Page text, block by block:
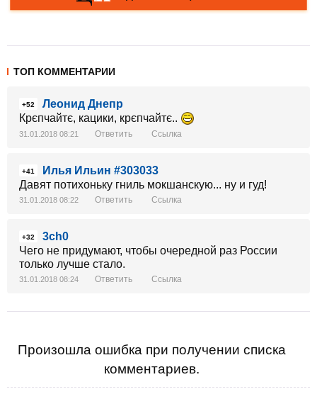
ТОП КОММЕНТАРИИ
+52
Леонид Днепр
Крєпчайтє, кацики, крєпчайтє..
31.01.2018 08:21 Ответить Ссылка
+41
Илья Ильин #303033
Давят потихоньку гниль мокшанскую... ну и гуд!
31.01.2018 08:22 Ответить Ссылка
+32
3ch0
Чего не придумают, чтобы очередной раз России
только лучше стало.
31.01.2018 08:24 Ответить Ссылка
Произошла ошибка при получении списка
комментариев.